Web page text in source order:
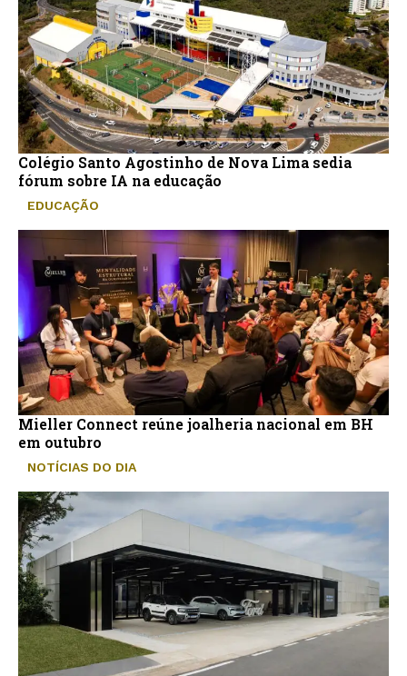
Colégio Santo Agostinho de Nova Lima sedia
fórum sobre IA na educação
EDUCAÇÃO
Mieller Connect reúne joalheria nacional em BH
em outubro
NOTÍCIAS DO DIA